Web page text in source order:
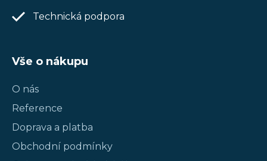
Technická podpora
Vše o nákupu
O nás
Reference
Doprava a platba
Obchodní podmínky